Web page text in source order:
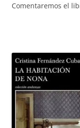
Comentaremos el